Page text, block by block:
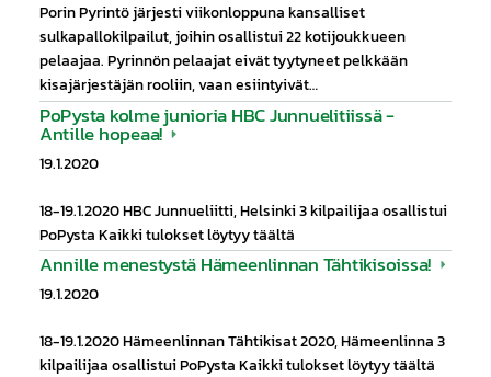
Porin Pyrintö järjesti viikonloppuna kansalliset
sulkapallokilpailut, joihin osallistui 22 kotijoukkueen
pelaajaa. Pyrinnön pelaajat eivät tyytyneet pelkkään
kisajärjestäjän rooliin, vaan esiintyivät…
PoPysta kolme junioria HBC Junnuelitiissä -
Antille hopeaa!
19.1.2020
18-19.1.2020 HBC Junnueliitti, Helsinki 3 kilpailijaa osallistui
PoPysta Kaikki tulokset löytyy täältä
Annille menestystä Hämeenlinnan Tähtikisoissa!
19.1.2020
18-19.1.2020 Hämeenlinnan Tähtikisat 2020, Hämeenlinna 3
kilpailijaa osallistui PoPysta Kaikki tulokset löytyy täältä